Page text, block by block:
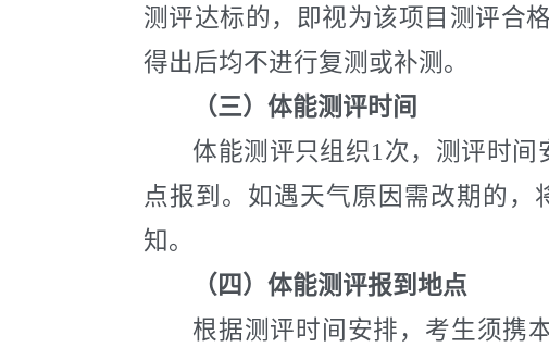
测评达标的，即视为该项目测评合
得出后均不进行复测或补测。
（三）体能测评时间
体能测评只组织1次，测评时间
点报到。如遇天气原因需改期的
知。
（四）体能测评报到地点
根据测评时间安排，考生须携